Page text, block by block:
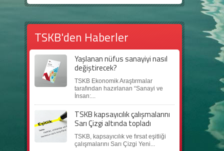
TSKB'den Haberler
Yaşlanan nüfus sanayiyi nasıl
değiştirecek?
TSKB Ekonomik Araştırmalar
tarafından hazırlanan “Sanayi ve
İnsan:...
TSKB kapsayıcılık çalışmalarını
Sarı Çizgi altında topladı
TSKB, kapsayıcılık ve fırsat eşitliği
çalışmalarını Sarı Çizgi Yeni...